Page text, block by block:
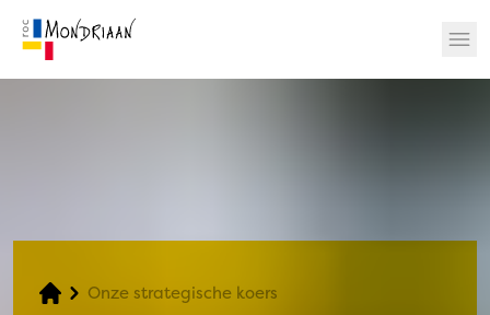
Onze strategische koers